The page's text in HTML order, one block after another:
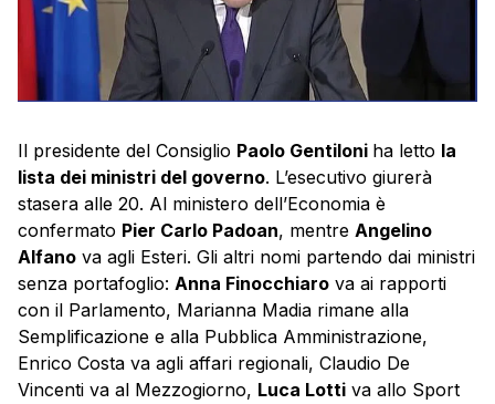
Il presidente del Consiglio Paolo Gentiloni ha letto la
lista dei ministri del governo. L’esecutivo giurerà
stasera alle 20. Al ministero dell’Economia è
confermato Pier Carlo Padoan, mentre Angelino
Alfano va agli Esteri. Gli altri nomi partendo dai ministri
senza portafoglio: Anna Finocchiaro va ai rapporti
con il Parlamento, Marianna Madia rimane alla
Semplificazione e alla Pubblica Amministrazione,
Enrico Costa va agli affari regionali, Claudio De
Vincenti va al Mezzogiorno, Luca Lotti va allo Sport